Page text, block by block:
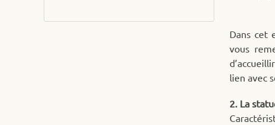
Dans cet
vous
lien avec
2. La